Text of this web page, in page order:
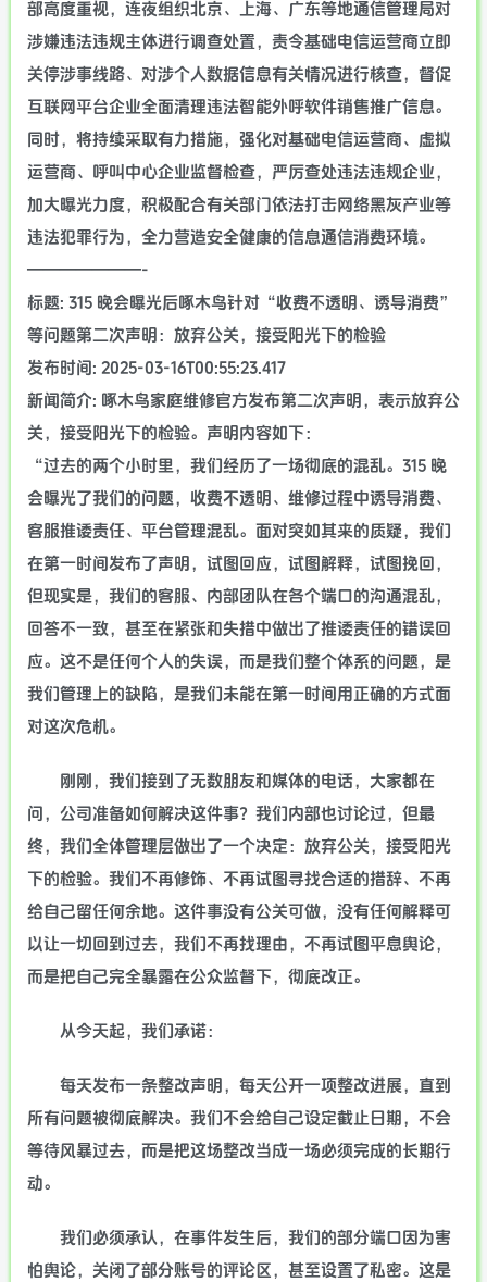
部高度重视，连夜组织北京、上海、广东等地通信管理局对
涉嫌违法违规主体进行调查处置，责令基础电信运营商立即
关停涉事线路、对涉个人数据信息有关情况进行核查，督促
互联网平台企业全面清理违法智能外呼软件销售推广信息。
同时，将持续采取有力措施，强化对基础电信运营商、虚拟
运营商、呼叫中心企业监督检查，严厉查处违法违规企业，
加大曝光力度，积极配合有关部门依法打击网络黑灰产业等
违法犯罪行为，全力营造安全健康的信息通信消费环境。
———————-
标题: 315 晚会曝光后啄木鸟针对“收费不透明、诱导消费”
等问题第二次声明：放弃公关，接受阳光下的检验
发布时间: 2025-03-16T00:55:23.417
新闻简介: 啄木鸟家庭维修官方发布第二次声明，表示放弃公
关，接受阳光下的检验。声明内容如下：
“过去的两个小时里，我们经历了一场彻底的混乱。315 晚
会曝光了我们的问题，收费不透明、维修过程中诱导消费、
客服推诿责任、平台管理混乱。面对突如其来的质疑，我们
在第一时间发布了声明，试图回应，试图解释，试图挽回，
但现实是，我们的客服、内部团队在各个端口的沟通混乱，
回答不一致，甚至在紧张和失措中做出了推诿责任的错误回
应。这不是任何个人的失误，而是我们整个体系的问题，是
我们管理上的缺陷，是我们未能在第一时间用正确的方式面
对这次危机。
刚刚，我们接到了无数朋友和媒体的电话，大家都在
问，公司准备如何解决这件事？我们内部也讨论过，但最
终，我们全体管理层做出了一个决定：放弃公关，接受阳光
下的检验。我们不再修饰、不再试图寻找合适的措辞、不再
给自己留任何余地。这件事没有公关可做，没有任何解释可
以让一切回到过去，我们不再找理由，不再试图平息舆论，
而是把自己完全暴露在公众监督下，彻底改正。
从今天起，我们承诺：
每天发布一条整改声明，每天公开一项整改进展，直到
所有问题被彻底解决。我们不会给自己设定截止日期，不会
等待风暴过去，而是把这场整改当成一场必须完成的长期行
动。
我们必须承认，在事件发生后，我们的部分端口因为害
怕舆论，关闭了部分账号的评论区，甚至设置了私密。这是